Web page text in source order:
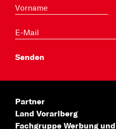
Partner
Land Vorarlberg
Fachgruppe Werbung